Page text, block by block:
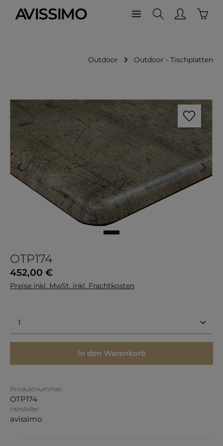
Zum Hauptinhalt springen
Outdoor Outdoor - Tischplatten
Bildergalerie überspringen
OTP174
Regulärer Preis:
452,00 €
Preise inkl. MwSt. inkl. Frachtkosten
Produkt Anzahl: Gib den gewünschten Wert
In den Warenkorb
Produktnummer:
OTP174
Hersteller:
avissimo